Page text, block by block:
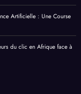
Artificielle : Une Course
du clic en Afrique face à